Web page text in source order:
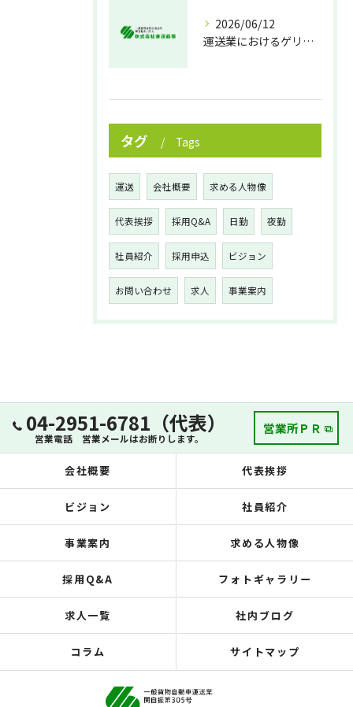
2026/06/12
運送業におけるゲリラ豪雨対策の実践法
タグ Tags
運送 会社概要 求める人物像
代表挨拶 採用Q&A 日勤 夜勤
社員紹介 採用申込 ビジョン
お問い合わせ 求人 事業案内
04-2951-6781（代表）
営業電話 営業メールはお断りします。
営業所ＰＲ
会社概要 代表挨拶
ビジョン 社員紹介
事業案内 求める人物像
採用Q&A フォトギャラリー
求人一覧 社内ブログ
コラム サイトマップ